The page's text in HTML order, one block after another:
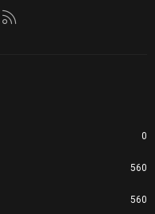
nas
0
560
560